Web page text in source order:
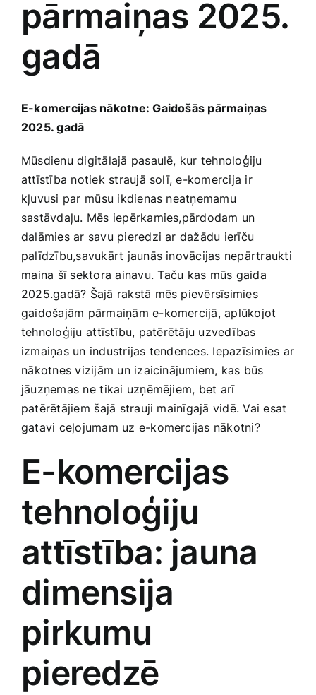
Medicīnas preces
Mobilie telefoni, planšetdatori
Preces birojam
Preces pieaugušajiem
Rotaļlietas, bērnu preces
Smaržas, kosmētika
Sports, tūrisms un atpūta
TV un Sadzīves tehnika
Zoo preces
pārmaiņas 2025.
gadā
E-komercijas‌ nākotne: Gaidošās pārmaiņas
2025. gadā
Mūsdienu digitālajā pasaulē, kur tehnoloģiju
‍attīstība notiek straujā solī, e-komercija ir
kļuvusi par ⁣mūsu ikdienas neatņemamu
sastāvdaļu.‌ Mēs iepērkamies,pārdodam ​un
dalāmies ar savu pieredzi ar dažādu ierīču
palīdzību,savukārt jaunās inovācijas nepārtraukti
⁢maina šī sektora ainavu.⁢ Taču kas mūs gaida
2025.gadā? Šajā rakstā mēs pievērsīsimies
gaidošajām pārmaiņām e-komercijā, aplūkojot
tehnoloģiju⁢ attīstību, patērētāju uzvedības
izmaiņas un industrijas tendences. Iepazīsimies ar
⁢nākotnes vizijām un izaicinājumiem, kas būs
jāuzņemas ne ⁢tikai uzņēmējiem, ‍bet⁢ arī
patērētājiem ⁣šajā strauji mainīgajā vidē. Vai esat
gatavi ‍ceļojumam uz e-komercijas nākotni?
E-komercijas⁢
tehnoloģiju
attīstība: jauna
dimensija
pirkumu
pieredzē